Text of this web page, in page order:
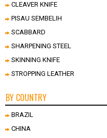
CLEAVER KNIFE
PISAU SEMBELIH
SCABBARD
SHARPENING STEEL
SKINNING KNIFE
STROPPING LEATHER
BY COUNTRY
BRAZIL
CHINA